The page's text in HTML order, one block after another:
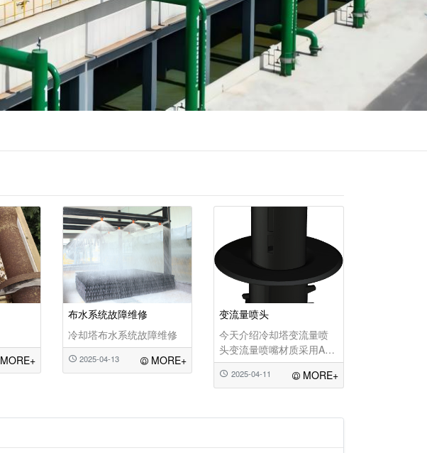
MORE+
布水系统故障维修
冷却塔布水系统故障维修
2025-04-13 MORE+
变流量喷头
今天介绍冷却塔变流量喷
头变流量喷嘴材质采用ABS
材料。
变流量喷嘴的基本结构
2025-04-11 MORE+